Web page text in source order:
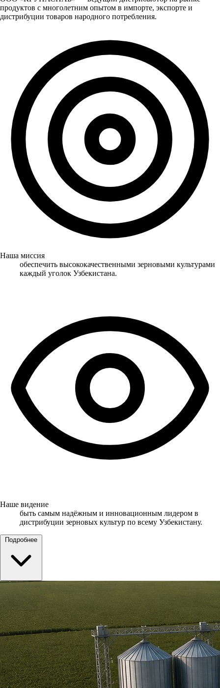
продуктов с многолетним опытом в импорте, экспорте и
дистрибуции товаров народного потребления.
Наша миссия
обеспечить высококачественными зерновыми культурами
каждый уголок Узбекистана.
Наше видение
быть самым надёжным и инновационным лидером в
дистрибуции зерновых культур по всему Узбекистану.